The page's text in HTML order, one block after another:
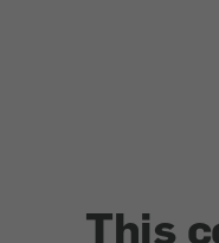
This